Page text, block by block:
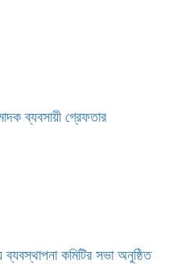
ব্যবসায়ী গ্রেফতার
ব্যবস্থাপনা কমিটির সভা অনুষ্ঠিত